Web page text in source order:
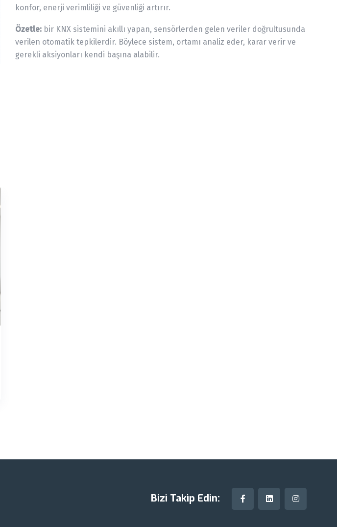
konfor, enerji verimliliği ve güvenliği artırır.
Özetle: bir KNX sistemini akıllı yapan, sensörlerden gelen veriler doğrultusunda
verilen otomatik tepkilerdir. Böylece sistem, ortamı analiz eder, karar verir ve
gerekli aksiyonları kendi başına alabilir.
Bizi Takip Edin: